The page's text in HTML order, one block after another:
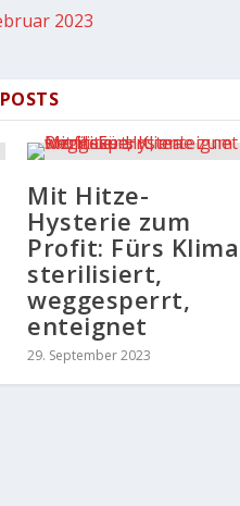
2023
Mit Hitze-
Hysterie zum
Profit: Fürs Klima
sterilisiert,
weggesperrt,
enteignet
29. September 2023